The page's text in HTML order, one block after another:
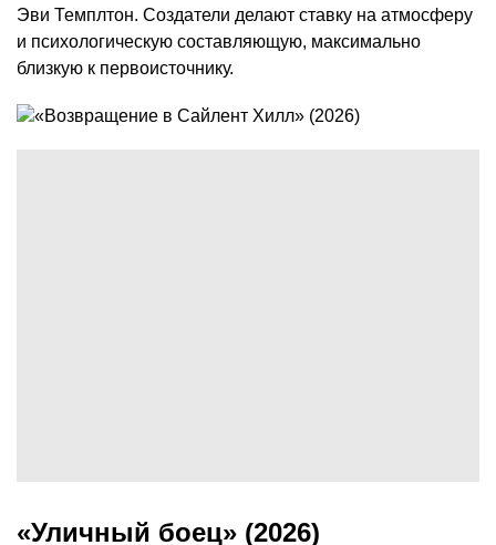
Эви Темплтон. Создатели делают ставку на атмосферу
и психологическую составляющую, максимально
близкую к первоисточнику.
«Уличный боец» (2026)